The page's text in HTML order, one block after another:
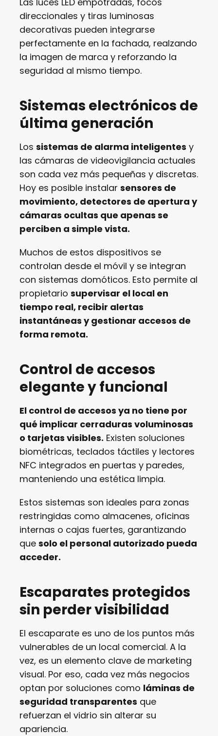
direccionales y tiras luminosas
decorativas pueden integrarse
perfectamente en la fachada, realzando
la imagen de marca y reforzando la
seguridad al mismo tiempo.
Sistemas electrónicos de
última generación
Los sistemas de alarma inteligentes y
las cámaras de videovigilancia actuales
son cada vez más pequeñas y discretas.
Hoy es posible instalar sensores de
movimiento, detectores de apertura y
cámaras ocultas que apenas se
perciben a simple vista.
Muchos de estos dispositivos se
controlan desde el móvil y se integran
con sistemas domóticos. Esto permite al
propietario supervisar el local en
tiempo real, recibir alertas
instantáneas y gestionar accesos de
forma remota.
Control de accesos
elegante y funcional
El control de accesos ya no tiene por
qué implicar cerraduras voluminosas
o tarjetas visibles. Existen soluciones
biométricas, teclados táctiles y lectores
NFC integrados en puertas y paredes,
manteniendo una estética limpia.
Estos sistemas son ideales para zonas
restringidas como almacenes, oficinas
internas o cajas fuertes, garantizando
que solo el personal autorizado pueda
acceder.
Escaparates protegidos
sin perder visibilidad
El escaparate es uno de los puntos más
vulnerables de un local comercial. A la
vez, es un elemento clave de marketing
visual. Por eso, cada vez más negocios
optan por soluciones como láminas de
seguridad transparentes que
refuerzan el vidrio sin alterar su
apariencia.